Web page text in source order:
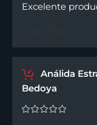
Excelente
Análida
Bedoya